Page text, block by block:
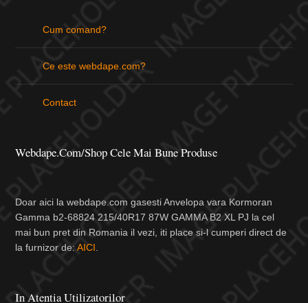
Cum comand?
Ce este webdape.com?
Contact
Webdape.com/Shop Cele Mai Bune Produse
Doar aici la webdape.com gasesti Anvelopa vara Kormoran
Gamma b2-68824 215/40R17 87W GAMMA B2 XL PJ la cel
mai bun pret din Romania il vezi, iti place si-l cumperi direct de
la furnizor de:AICI
In Atentia Utilizatorilor